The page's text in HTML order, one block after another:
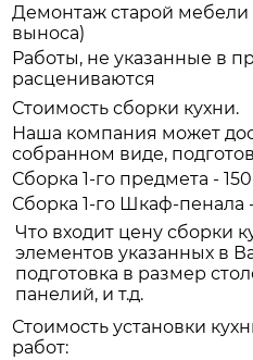
Демонтаж старой мебели
выноса)
Работы, не указанные в
расцениваются
Стоимость сборки кухни.
Наша компания может
собранном виде,
Сборка 1-го предмета -
Сборка 1-го Шкаф-пенала
Что входит цену сборки
элементов указанных в
подготовка в размер
панелий, и т.д.
Стоимость установки
работ: